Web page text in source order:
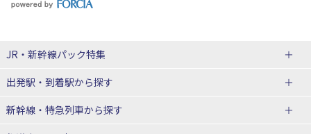
JR・新幹線パック特集
JR・新幹線＋ホテルパック
出張パック
出発駅・到着駅から探す
秋田⇔東京 新幹線パック
新幹線・特急列車から探す